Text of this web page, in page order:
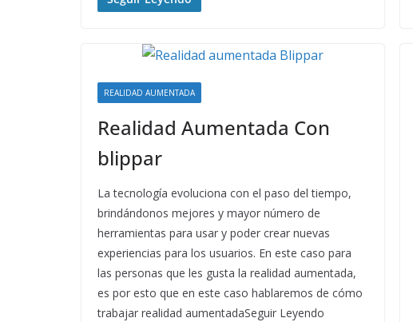
REALIDAD AUMENTADA
Realidad Aumentada Con
blippar
La tecnología evoluciona con el paso del tiempo,
brindándonos mejores y mayor número de
herramientas para usar y poder crear nuevas
experiencias para los usuarios. En este caso para
las personas que les gusta la realidad aumentada,
es por esto que en este caso hablaremos de cómo
trabajar realidad aumentadaSeguir Leyendo